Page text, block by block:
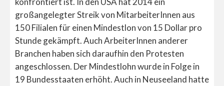
großangelegter Streik von MitarbeiterInnen aus
150 Filialen für einen Mindestlon von 15 Dollar pro
Stunde gekämpft. Auch ArbeiterInnen anderer
Branchen haben sich daraufhin den Protesten
angeschlossen. Der Mindestlohn wurde in Folge in
19 Bundesstaaten erhöht. Auch in Neuseeland hatte